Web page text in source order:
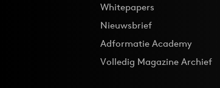
Whitepapers
Nieuwsbrief
Adformatie Academy
Volledig Magazine Archief